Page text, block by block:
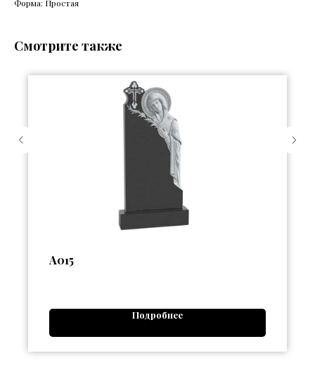
Форма: Простая
Смотрите также
А015
Подробнее